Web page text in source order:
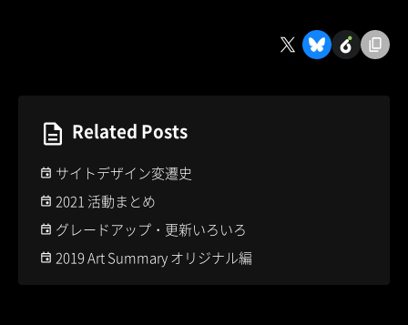
Related Posts
サイトデザイン変遷史
2021 活動まとめ
グレードアップ・更新いろいろ
2019 Art Summary オリジナル編